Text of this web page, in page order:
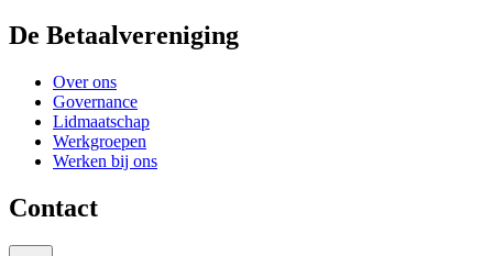
De Betaalvereniging
Over ons
Governance
Lidmaatschap
Werkgroepen
Werken bij ons
Contact